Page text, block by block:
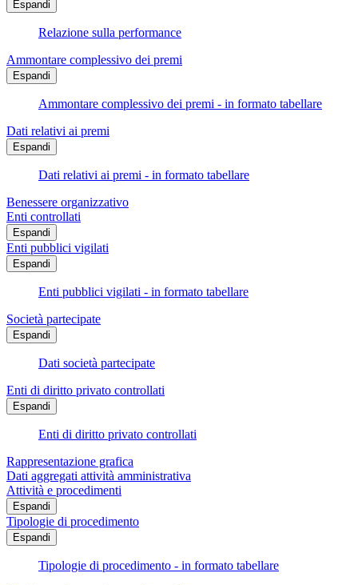
Espandi
Relazione sulla performance
Ammontare complessivo dei premi
Espandi
Ammontare complessivo dei premi - in formato tabellare
Dati relativi ai premi
Espandi
Dati relativi ai premi - in formato tabellare
Benessere organizzativo
Enti controllati
Espandi
Enti pubblici vigilati
Espandi
Enti pubblici vigilati - in formato tabellare
Società partecipate
Espandi
Dati società partecipate
Enti di diritto privato controllati
Espandi
Enti di diritto privato controllati
Rappresentazione grafica
Dati aggregati attività amministrativa
Attività e procedimenti
Espandi
Tipologie di procedimento
Espandi
Tipologie di procedimento - in formato tabellare